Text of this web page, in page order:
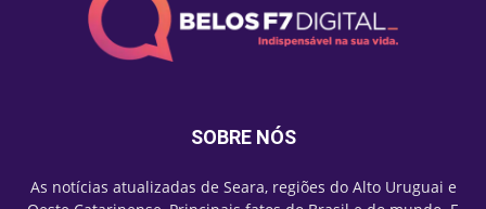
SOBRE NÓS
As notícias atualizadas de Seara, regiões do Alto Uruguai e